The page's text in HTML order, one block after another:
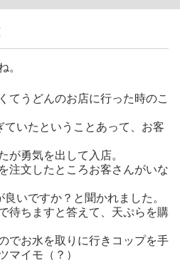
。
てうどんのお店に行った時のこ
いたということあって、お客
が勇気を出して入店。
注文したところお客さんがいな
いですか？と聞かれました。
待ちますと答えて、天ぷらを購
でお水を取りに行きコップを手
マイモ（？）